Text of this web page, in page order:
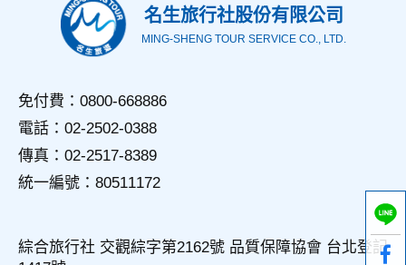
名生旅行社股份有限公司
MING-SHENG TOUR SERVICE CO., LTD.
免付費：0800-668886
電話：02-2502-0388
傳真：02-2517-8389
統一編號：80511172
綜合旅行社 交觀綜字第2162號 品質保障協會 台北登記